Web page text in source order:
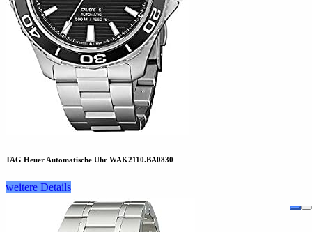
TAG Heuer Automatische Uhr WAK2110.BA0830
weitere Details